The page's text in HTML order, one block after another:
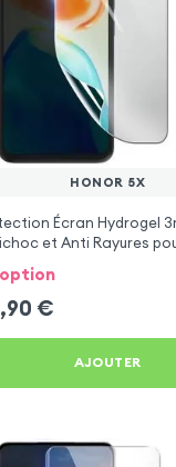
HONOR 5X
Écran Hydrogel
et Anti Rayures
option
€
AJOUTER